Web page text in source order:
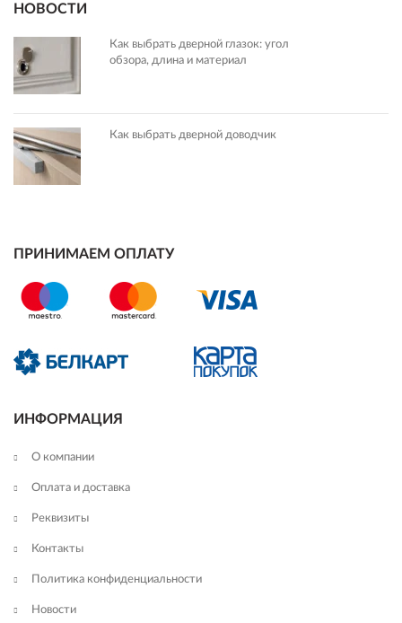
НОВОСТИ
Как выбрать дверной глазок: угол
обзора, длина и материал
Как выбрать дверной доводчик
ПРИНИМАЕМ ОПЛАТУ
ИНФОРМАЦИЯ
О компании
Оплата и доставка
Реквизиты
Контакты
Политика конфиденциальности
Новости